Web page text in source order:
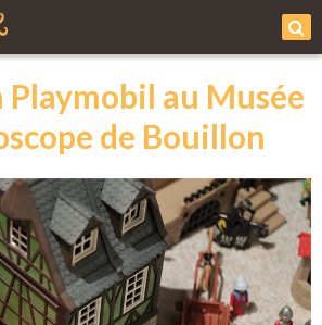
au Musée
de Bouillon